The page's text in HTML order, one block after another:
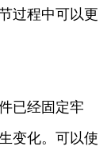
过程中可以更
已经固定牢
变化。可以使